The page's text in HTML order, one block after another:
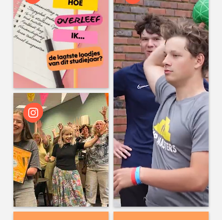
wo 16:00
Microsoft de deur uit? Universiteit
Utrecht wil eigen mailomgeving